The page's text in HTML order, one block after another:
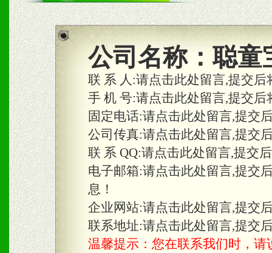
公司名称：聪童
联 系 人:请点击此处留言,提交
手 机 号:请点击此处留言,提交
固定电话:请点击此处留言,提交
公司传真:请点击此处留言,提交
联 系 QQ:请点击此处留言,提交
电子邮箱:请点击此处留言,提交
息！
企业网站:请点击此处留言,提交
联系地址:请点击此处留言,提交
温馨提示：您在联系我们时，请